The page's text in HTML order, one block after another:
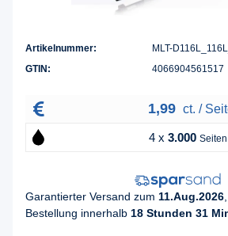
Artikelnummer:
MLT-
GTIN:
4066904561517
1,99 ct. /
4 x 3.000 Seiten
Garantierter Versand zum 11.Aug.2026
Bestellung innerhalb 18 Stunden 31